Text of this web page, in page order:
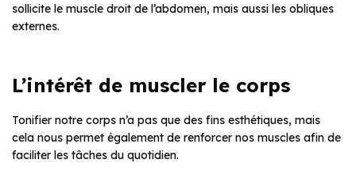
sollicite le muscle droit de l’abdomen, mais aussi les obliques
externes.
L’intérêt de muscler le corps
Tonifier notre corps n’a pas que des fins esthétiques, mais
cela nous permet également de renforcer nos muscles afin de
faciliter les tâches du quotidien.